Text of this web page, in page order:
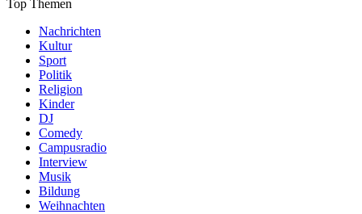
Top Themen
Nachrichten
Kultur
Sport
Politik
Religion
Kinder
DJ
Comedy
Campusradio
Interview
Musik
Bildung
Weihnachten